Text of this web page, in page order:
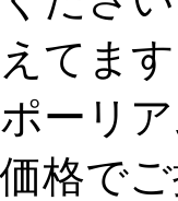
えてま
ポーリ
価格で